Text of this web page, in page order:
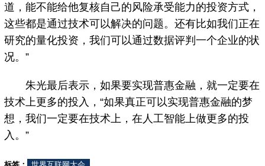
道，能不能给他复核自己的风险承受能力的投资方式，
这些都是通过技术可以解决的问题。还有比如我们正在
研究的量化投资，我们可以通过数据评判一个企业的状
况。”
朱光最后表示，如果要实现普惠金融，就一定要在
技术上更多的投入，“如果真正可以实现普惠金融的梦
想，我们一定要在技术上，在人工智能上做更多的投
入。”